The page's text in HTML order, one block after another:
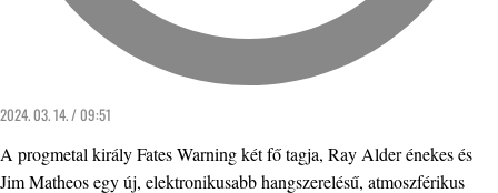
2024. 03. 14. / 09:51
A progmetal király Fates Warning két fő tagja, Ray Alder énekes és
Jim Matheos egy új, elektronikusabb hangszerelésű, atmoszférikus